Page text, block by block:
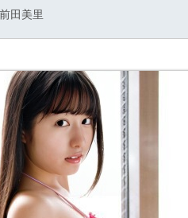
田美里